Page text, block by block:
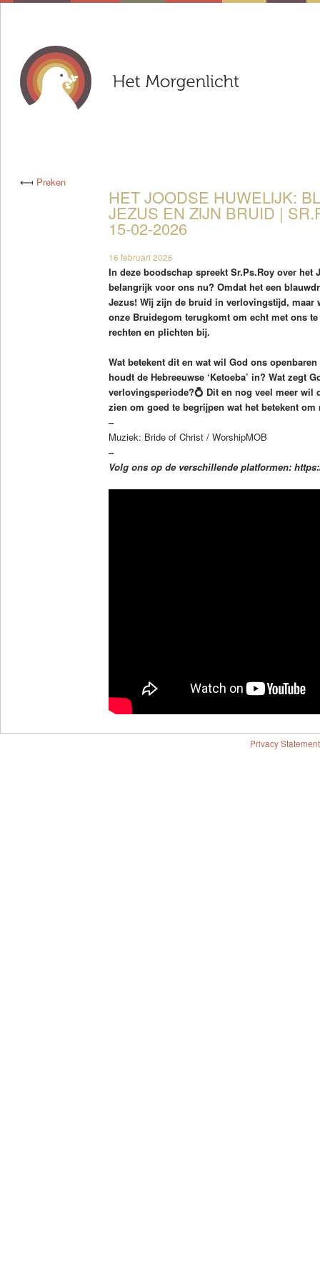
⟻ Preken
HET JOODSE HUWELIJK:
JEZUS EN ZIJN BRUID |
15-02-2026
16 februari 2026
In deze boodschap spreekt Sr.Ps.Roy over het
belangrijk voor ons nu? Omdat het een
Jezus! Wij zijn de bruid in verlovingstijd, maar
onze Bruidegom terugkomt om echt met ons
rechten en plichten bij.
Wat betekent dit en wat wil God ons
houdt de Hebreeuwse ‘Ketoeba’ in? Wat zegt
verlovingsperiode?💍 Dit en nog veel meer wil
zien om goed te begrijpen wat het betekent
–
Muziek: Bride of Christ / WorshipMOB
–
Volg ons op de verschillende platformen:
Privacy Statement